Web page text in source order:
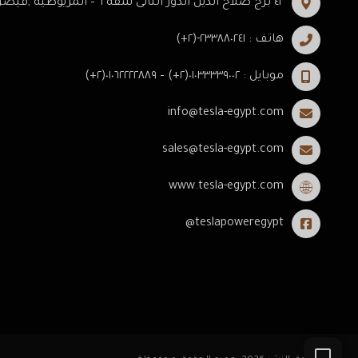
٤٢ برج صلاح الدين الدور الثانى شقه ٦ – المريوطيه ,فيصل -الجيزه .
هاتف : ٢٣٣٨٨٠٢٤١-(٢+)
موبايل : ٠١٠٣٣٣٣٩٠٠٢(٢+) – ٠١٠٦٢٢٢٢٨٨٩(٢+)
info@tesla-egypt.com
sales@tesla-egypt.com
www.tesla-egypt.com
teslapoweregypt@